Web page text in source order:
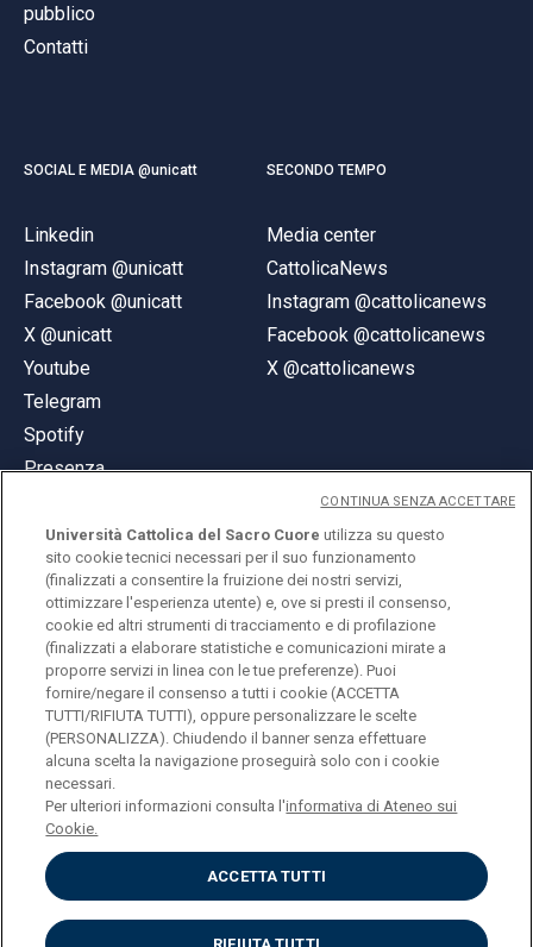
pubblico
Contatti
SOCIAL E MEDIA @unicatt
Linkedin
Instagram @unicatt
Facebook @unicatt
X @unicatt
Youtube
Telegram
Spotify
Presenza
SECONDO TEMPO
Media center
CattolicaNews
Instagram @cattolicanews
Facebook @cattolicanews
X @cattolicanews
© Università Cattolica del Sacro Cuore
Largo A. Gemelli 1, 20123 Milano
PI 02133120150
ENGLISH
Privacy
Accessibilità
Cookies
Università Cattolica del Sacro Cuore utilizza su questo
sito cookie tecnici necessari per il suo funzionamento
(finalizzati a consentire la fruizione dei nostri servizi,
ottimizzare l'esperienza utente) e, ove si presti il consenso,
cookie ed altri strumenti di tracciamento e di profilazione
(finalizzati a elaborare statistiche e comunicazioni mirate a
proporre servizi in linea con le tue preferenze). Puoi
fornire/negare il consenso a tutti i cookie (ACCETTA
TUTTI/RIFIUTA TUTTI), oppure personalizzare le scelte
(PERSONALIZZA). Chiudendo il banner senza effettuare
alcuna scelta la navigazione proseguirà solo con i cookie
necessari.
Per ulteriori informazioni consulta l'informativa di Ateneo sui
Cookie.
ACCETTA TUTTI
CONTINUA SENZA ACCETTARE